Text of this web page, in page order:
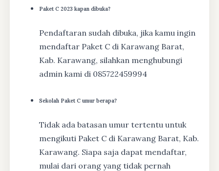
Paket C 2023 kapan dibuka?
Pendaftaran sudah dibuka, jika kamu ingin
mendaftar Paket C di Karawang Barat,
Kab. Karawang, silahkan menghubungi
admin kami di 085722459994
Sekolah Paket C umur berapa?
Tidak ada batasan umur tertentu untuk
mengikuti Paket C di Karawang Barat, Kab.
Karawang. Siapa saja dapat mendaftar,
mulai dari orang yang tidak pernah